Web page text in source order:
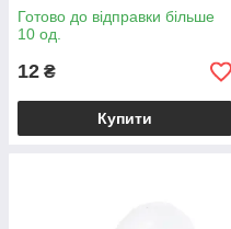
Готово до відправки більше
10 од.
12 ₴
Купити